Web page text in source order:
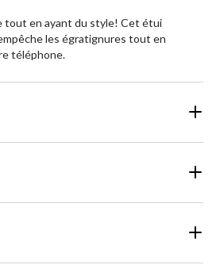
tout en ayant du style! Cet étui
les égratignures tout en
téléphone.